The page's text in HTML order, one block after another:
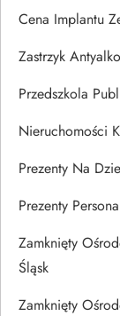
Cena Implantu
Zastrzyk
Przedszkola
Nieruchomości
Prezenty Na
Prezenty
Zamknięty
Śląsk
Zamknięty